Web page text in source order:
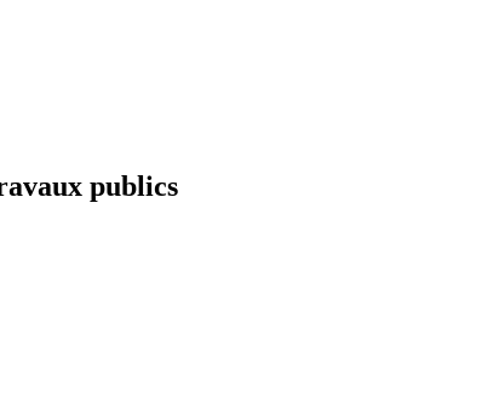
publics